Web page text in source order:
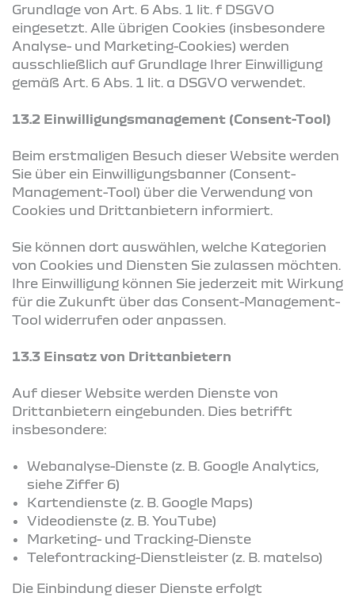
Grundlage von Art. 6 Abs. 1 lit. f DSGVO
eingesetzt. Alle übrigen Cookies (insbesondere
Analyse- und Marketing-Cookies) werden
ausschließlich auf Grundlage Ihrer Einwilligung
gemäß Art. 6 Abs. 1 lit. a DSGVO verwendet.
13.2 Einwilligungsmanagement (Consent-Tool)
Beim erstmaligen Besuch dieser Website werden
Sie über ein Einwilligungsbanner (Consent-
Management-Tool) über die Verwendung von
Cookies und Drittanbietern informiert.
Sie können dort auswählen, welche Kategorien
von Cookies und Diensten Sie zulassen möchten.
Ihre Einwilligung können Sie jederzeit mit Wirkung
für die Zukunft über das Consent-Management-
Tool widerrufen oder anpassen.
13.3 Einsatz von Drittanbietern
Auf dieser Website werden Dienste von
Drittanbietern eingebunden. Dies betrifft
insbesondere:
Webanalyse-Dienste (z. B. Google Analytics,
siehe Ziffer 6)
Kartendienste (z. B. Google Maps)
Videodienste (z. B. YouTube)
Marketing- und Tracking-Dienste
Telefontracking-Dienstleister (z. B. matelso)
Die Einbindung dieser Dienste erfolgt